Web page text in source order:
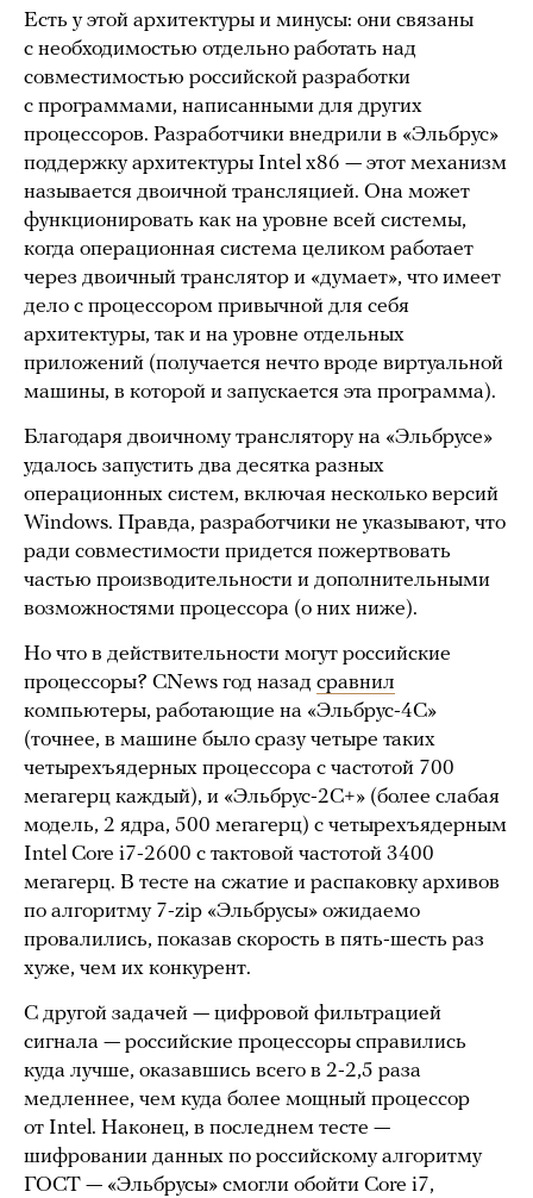
Есть у этой архитектуры и минусы: они связаны
с необходимостью отдельно работать над
совместимостью российской разработки
с программами, написанными для других
процессоров. Разработчики внедрили в «Эльбрус»
поддержку архитектуры Intel х86 — этот механизм
называется двоичной трансляцией. Она может
функционировать как на уровне всей системы,
когда операционная система целиком работает
через двоичный транслятор и «думает», что имеет
дело с процессором привычной для себя
архитектуры, так и на уровне отдельных
приложений (получается нечто вроде виртуальной
машины, в которой и запускается эта программа).
Благодаря двоичному транслятору на «Эльбрусе»
удалось запустить два десятка разных
операционных систем, включая несколько версий
Windows. Правда, разработчики не указывают, что
ради совместимости придется пожертвовать
частью производительности и дополнительными
возможностями процессора (о них ниже).
Но что в действительности могут российские
процессоры? CNews год назад сравнил
компьютеры, работающие на «Эльбрус-4С»
(точнее, в машине было сразу четыре таких
четырехъядерных процессора с частотой 700
мегагерц каждый), и «Эльбрус-2С+» (более слабая
модель, 2 ядра, 500 мегагерц) с четырехъядерным
Intel Core i7-2600 с тактовой частотой 3400
мегагерц. В тесте на сжатие и распаковку архивов
по алгоритму 7-zip «Эльбрусы» ожидаемо
провалились, показав скорость в пять-шесть раз
хуже, чем их конкурент.
С другой задачей — цифровой фильтрацией
сигнала — российские процессоры справились
куда лучше, оказавшись всего в 2-2,5 раза
медленнее, чем куда более мощный процессор
от Intel. Наконец, в последнем тесте —
шифровании данных по российскому алгоритму
ГОСТ — «Эльбрусы» смогли обойти Core i7,